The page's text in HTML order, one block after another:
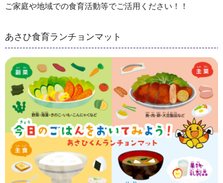
ご家庭や地域での食育活動等でご活用ください！！
あさひ食育ランチョンマット